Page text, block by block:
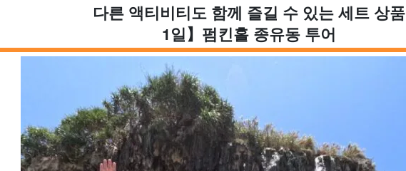
다른 액티비티도 함께 즐길 수 있는 세트 상품
1일】펌킨홀 종유동 투어